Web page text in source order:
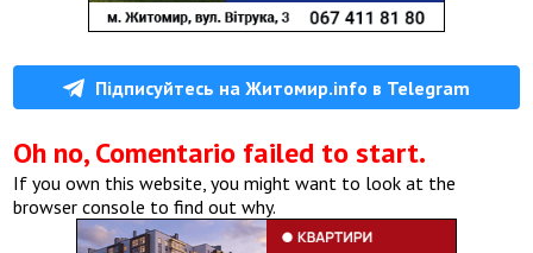
Підписуйтесь на Житомир.info в Telegram
Oh no, Comentario failed to start.
If you own this website, you might want to look at the
browser console to find out why.